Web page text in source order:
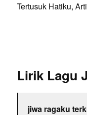
Tertusuk Hatiku,
Lirik Lagu
jiwa ragaku